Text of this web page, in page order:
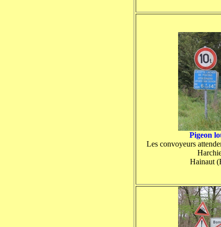
Pigeon
Les convoyeurs
Hainaut